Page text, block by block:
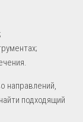
направлений,
подходящий